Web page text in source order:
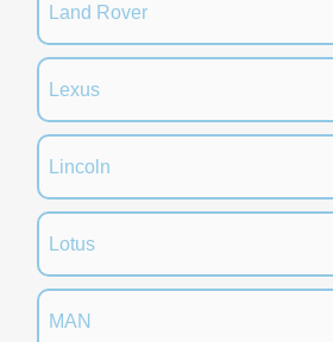
Land Rover
Lexus
Lincoln
Lotus
MAN